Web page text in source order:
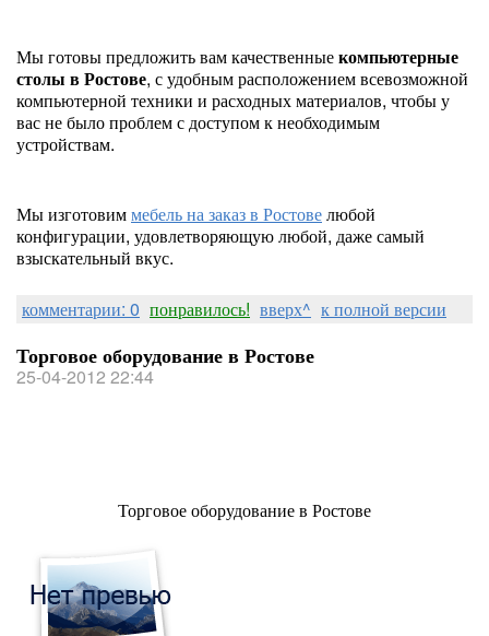
Мы готовы предложить вам качественныекомпьютерные
столы в Ростове, с удобным расположением всевозможной
компьютерной техники и расходных материалов, чтобы у
вас не было проблем с доступом к необходимым
устройствам.
Мы изготовиммебель на заказ в Ростовелюбой
конфигурации, удовлетворяющую любой, даже самый
взыскательный вкус.
комментарии: 0 понравилось! вверх^ к полной версии
Торговое оборудование в Ростове
25-04-2012 22:44
Торговое оборудование в Ростове